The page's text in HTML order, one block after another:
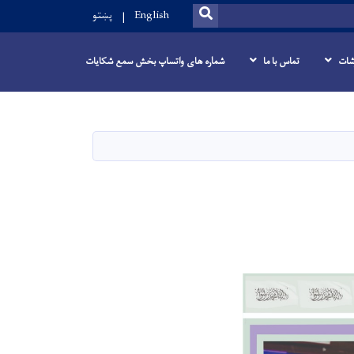
SEARCH
English پښتو
تماس با ما شماره های واتساپ بخش سمع شکایات